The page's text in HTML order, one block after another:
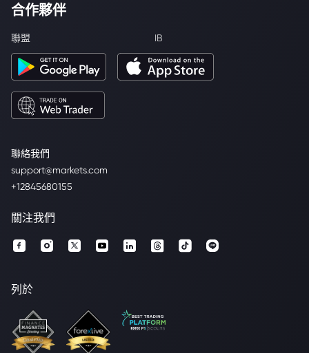
聯絡我們
support@markets.com
+12845680155
合作夥伴
聯盟 IB
關注我們
列於